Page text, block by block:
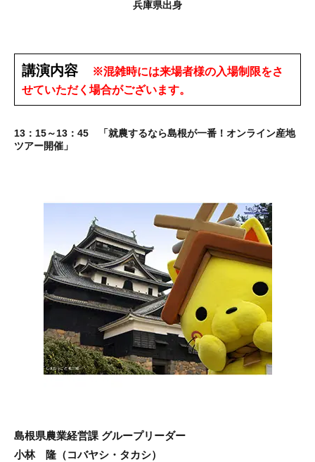
兵庫県出身
講演内容
※混雑時には来場者様の入場制限をさ
せていただく場合がございます。
13：15～13：45 「就農するなら島根が一番！オンライン産地
ツアー開催」
島根県農業経営課 グループリーダー
小林 隆（コバヤシ・タカシ）